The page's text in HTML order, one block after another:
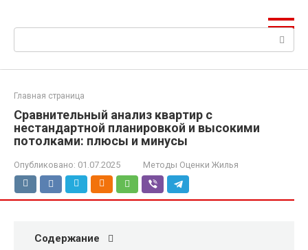
Поиск:
Главная страница
Сравнительный анализ квартир с
нестандартной планировкой и высокими
потолками: плюсы и минусы
Опубликовано: 01.07.2025 Методы Оценки Жилья
Содержание